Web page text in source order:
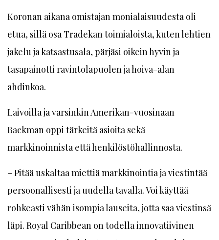
Koronan aikana omistajan monialaisuudesta oli
etua, sillä osa Tradekan toimialoista, kuten lehtien
jakelu ja katsastusala, pärjäsi oikein hyvin ja
tasapainotti ravintolapuolen ja hoiva-alan
ahdinkoa.
Laivoilla ja varsinkin Amerikan-vuosinaan
Backman oppi tärkeitä asioita sekä
markkinoinnista että henkilöstöhallinnosta.
– Pitää uskaltaa miettiä markkinointia ja viestintää
persoonallisesti ja uudella tavalla. Voi käyttää
rohkeasti vähän isompia lauseita, jotta saa viestinsä
läpi. Royal Caribbean on todella innovatiivinen